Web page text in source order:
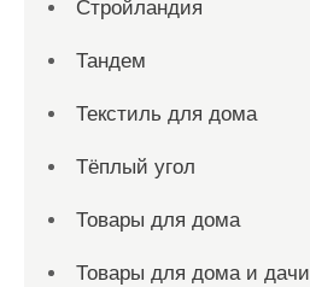
Стройландия
Тандем
Текстиль для дома
Тёплый угол
Товары для дома
Товары для дома и дачи